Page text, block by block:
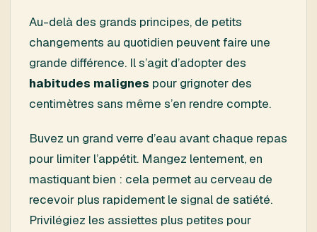
Au-delà des grands principes, de petits
changements au quotidien peuvent faire une
grande différence. Il s’agit d’adopter des
habitudes malignes pour grignoter des
centimètres sans même s’en rendre compte.
Buvez un grand verre d’eau avant chaque repas
pour limiter l’appétit. Mangez lentement, en
mastiquant bien : cela permet au cerveau de
recevoir plus rapidement le signal de satiété.
Privilégiez les assiettes plus petites pour